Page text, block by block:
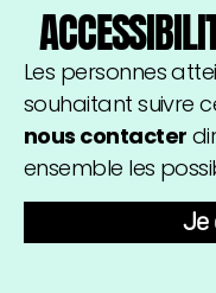
Les personnes
souhaitant suivre
nous contacter
ensemble les
Je